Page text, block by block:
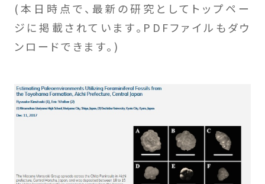
(本日時点で、最新の研究としてトップペー
ジに掲載されています。PDFファイルもダウ
ンロードできます。)